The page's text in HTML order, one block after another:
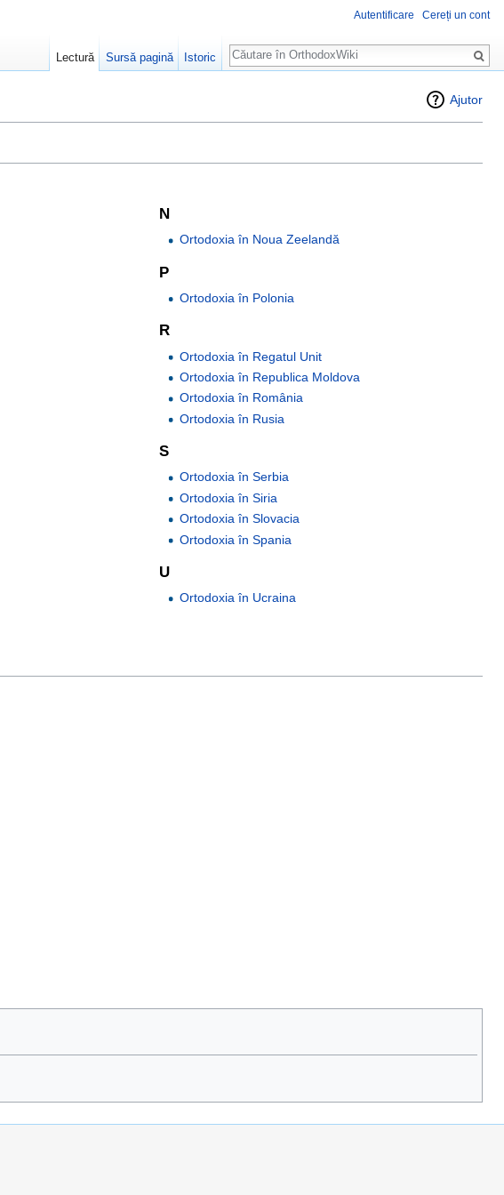
Ajutor
N
Ortodoxia în Noua Zeelandă
P
Ortodoxia în Polonia
R
Ortodoxia în Regatul Unit
Ortodoxia în Republica Moldova
Ortodoxia în România
Ortodoxia în Rusia
S
Ortodoxia în Serbia
Ortodoxia în Siria
Ortodoxia în Slovacia
Ortodoxia în Spania
U
Ortodoxia în Ucraina
Autentificare Cereți un cont
Lectură Sursă pagină Istoric
Căutare